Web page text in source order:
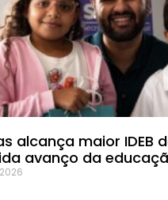
alcança maior IDEB
avanço da